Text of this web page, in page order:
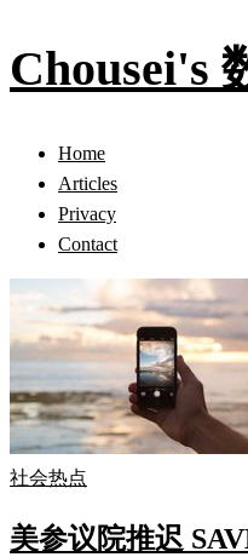
Chousei's
Home
Articles
Privacy
Contact
社会热点
美参议院推迟